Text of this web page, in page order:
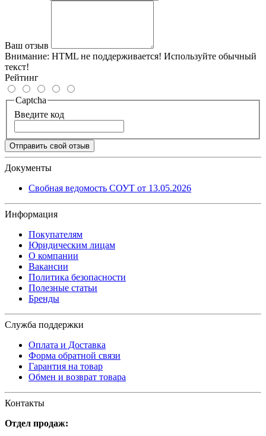
Ваш отзыв
Внимание: HTML не поддерживается! Используйте обычный
текст!
Рейтинг
Captcha
Введите код
Отправить свой отзыв
Документы
Свобная ведомость СОУТ от 13.05.2026
Информация
Покупателям
Юридическим лицам
О компании
Вакансии
Политика безопасности
Полезные статьи
Бренды
Служба поддержки
Оплата и Доставка
Форма обратной связи
Гарантия на товар
Обмен и возврат товара
Контакты
Отдел продаж: